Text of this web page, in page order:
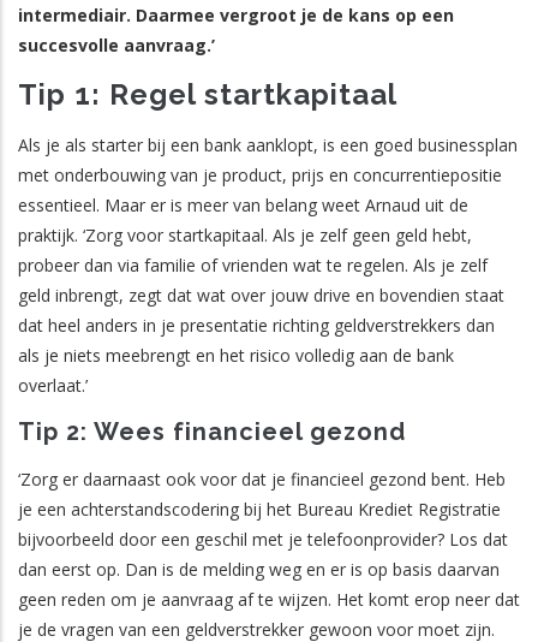
intermediair. Daarmee vergroot je de kans op een
succesvolle aanvraag.’
Tip 1: Regel startkapitaal
Als je als starter bij een bank aanklopt, is een goed businessplan
met onderbouwing van je product, prijs en concurrentiepositie
essentieel. Maar er is meer van belang weet Arnaud uit de
praktijk. ‘Zorg voor startkapitaal. Als je zelf geen geld hebt,
probeer dan via familie of vrienden wat te regelen. Als je zelf
geld inbrengt, zegt dat wat over jouw drive en bovendien staat
dat heel anders in je presentatie richting geldverstrekkers dan
als je niets meebrengt en het risico volledig aan de bank
overlaat.’
Tip 2: Wees financieel gezond
‘Zorg er daarnaast ook voor dat je financieel gezond bent. Heb
je een achterstandscodering bij het Bureau Krediet Registratie
bijvoorbeeld door een geschil met je telefoonprovider? Los dat
dan eerst op. Dan is de melding weg en er is op basis daarvan
geen reden om je aanvraag af te wijzen. Het komt erop neer dat
je de vragen van een geldverstrekker gewoon voor moet zijn.